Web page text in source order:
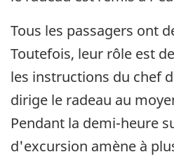
Tous les passagers ont
Toutefois, leur rôle est
les instructions du chef
dirige le radeau au
Pendant la demi-heure
d'excursion amène à